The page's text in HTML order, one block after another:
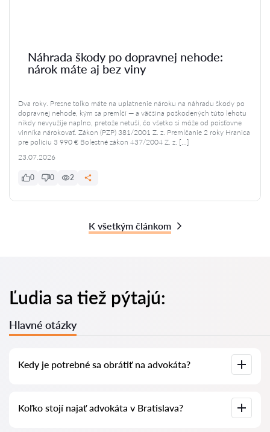
Náhrada škody po dopravnej nehode:
nárok máte aj bez viny
Dva roky. Presne toľko máte na uplatnenie nároku na náhradu škody po
dopravnej nehode, kým sa premlčí — a väčšina poškodených túto lehotu
nikdy nevyužije naplno, pretože netuší, čo všetko si môže od poisťovne
vinníka nárokovať. Zákon (PZP) 381/2001 Z. z. Premlčanie 2 roky Hranica
pre políciu 3 990 € Bolestné zákon 437/2004 Z. z. […]
23.07.2026
0 0 2
K všetkým článkom
Ľudia sa tiež pýtajú:
Hlavné otázky
Kedy je potrebné sa obrátiť na advokáta?
zložitým problémom. Na profesionálnu pomoc advokáta v
Bratislava sa často obracajú, keď sa prípad už rieši na súde
Koľko stojí najať advokáta v Bratislava?